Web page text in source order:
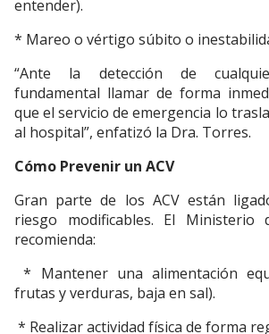
entender).
* Mareo o vértigo súbito o
“Ante la detección de
fundamental llamar de forma
que el servicio de emergencia lo
al hospital”, enfatizó la Dra. Torres.
Cómo Prevenir un ACV
Gran parte de los ACV están
riesgo modificables. El Ministerio
recomienda:
* Mantener una alimentación
frutas y verduras, baja en sal).
* Realizar actividad física de forma